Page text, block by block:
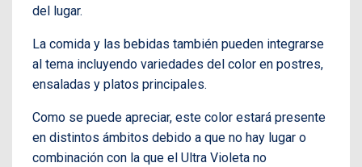
del lugar.
La comida y las bebidas también pueden integrarse
al tema incluyendo variedades del color en postres,
ensaladas y platos principales.
Como se puede apreciar, este color estará presente
en distintos ámbitos debido a que no hay lugar o
combinación con la que el Ultra Violeta no